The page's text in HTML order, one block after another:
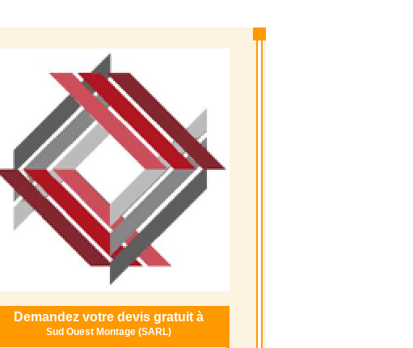
Demandez votre devis gratuit à
Sud Ouest Montage (SARL)